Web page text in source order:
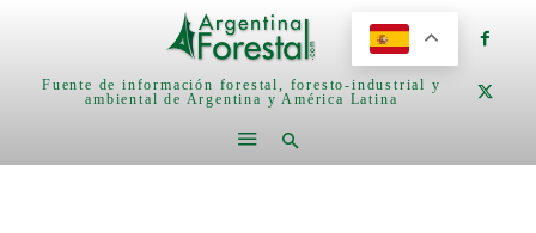
Fuente de información forestal, foresto-industrial y
ambiental de Argentina y América Latina